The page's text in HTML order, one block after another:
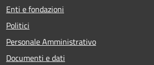
Enti e fondazioni
Politici
Personale Amministrativo
Documenti e dati